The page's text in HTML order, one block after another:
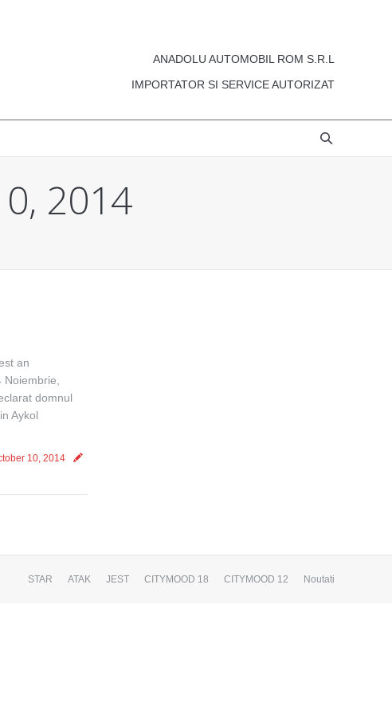
ANADOLU AUTOMOBIL ROM S.R.L
IMPORTATOR SI SERVICE AUTORIZAT
2014
an
domnul
Aykol
10, 2014
STAR ATAK JEST CITYMOOD 18 CITYMOOD 12 Noutati